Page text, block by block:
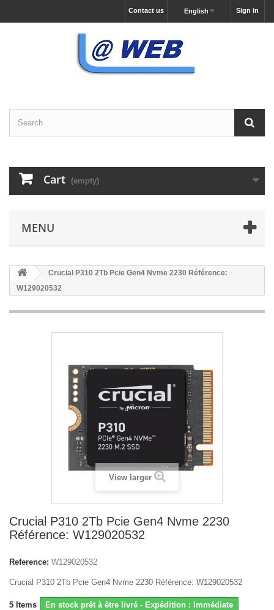
Sign in
English
Contact us
Cart (empty)
MENU
Crucial P310 2Tb Pcie Gen4 Nvme 2230 Référence:
W129020532
View larger
Crucial P310 2Tb Pcie Gen4 Nvme 2230
Référence: W129020532
Reference: W129020532
Crucial P310 2Tb Pcie Gen4 Nvme 2230 Référence: W129020532
5 Items En stock prêt à être livré - Expédition : Immédiate